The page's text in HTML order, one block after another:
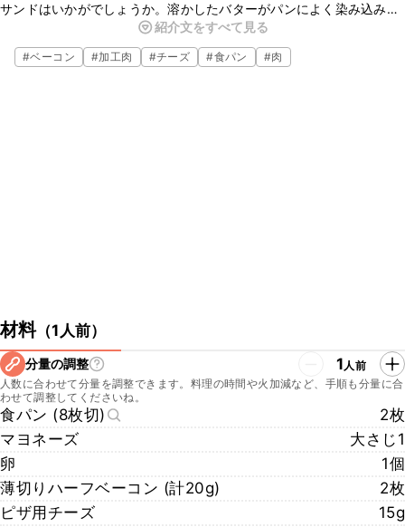
サンドはいかがでしょうか。溶かしたバターがパンによく染み込み、
カリッと仕上がるのもフライパンならではのおいしさですよ。とても
簡単に作れるので、ぜひお試しくださいね。
紹介文をすべて見る
#ベーコン #加工肉 #チーズ #食パン #肉
材料（1人前）
分量の調整 1人前
人数に合わせて分量を調整できます。料理の時間や火加減など、手順も分量に合
わせて調整してくださいね。
食パン (8枚切)
2枚
マヨネーズ
大さじ1
卵
1個
薄切りハーフベーコン (計20g)
2枚
ピザ用チーズ
15g